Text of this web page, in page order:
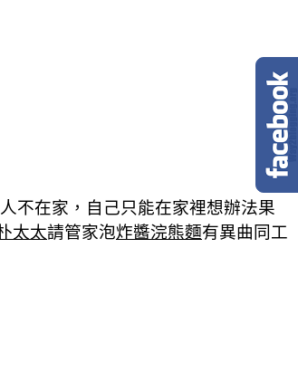
不在家，自己只能在家裡想辦法果
太太請管家泡炸醬浣熊麵有異曲同工